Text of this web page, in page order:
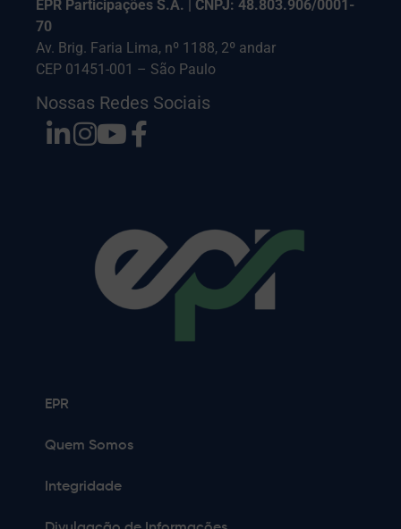
EPR Participações S.A. | CNPJ: 48.803.906/0001-
70
Av. Brig. Faria Lima, nº 1188, 2º andar
CEP 01451-001 – São Paulo
Nossas Redes Sociais
EPR
Quem Somos
Integridade